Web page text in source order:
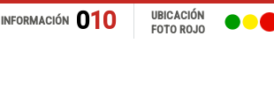
Buscar
INFORMACIÓN 010
UBICACIÓN
FOTO ROJO